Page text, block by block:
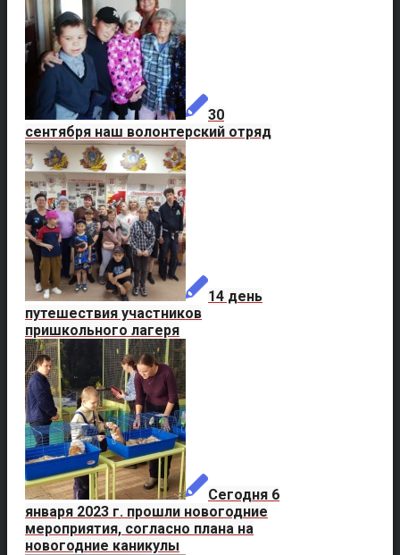
30
сентября наш волонтерский отряд
14 день
путешествия участников
пришкольного лагеря
Сегодня 6
января 2023 г. прошли новогодние
мероприятия, согласно плана на
новогодние каникулы